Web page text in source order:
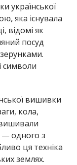
української
яка існувала
відомі як
посуд
символи
вишивки
кола,
вишивали
— одного з
ця техніка
землях.